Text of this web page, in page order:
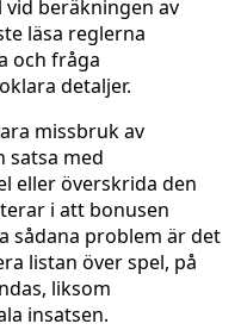
beräkningen av
läsa reglerna
och fråga
detaljer.
missbruk av
satsa med
eller överskrida den
i att bonusen
sådana problem är det
listan över spel, på
liksom
insatsen.